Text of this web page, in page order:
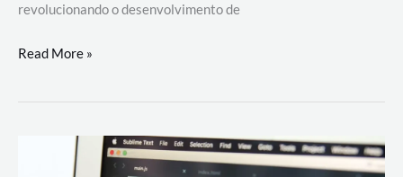
revolucionando o desenvolvimento de
Large
Models
Read More »